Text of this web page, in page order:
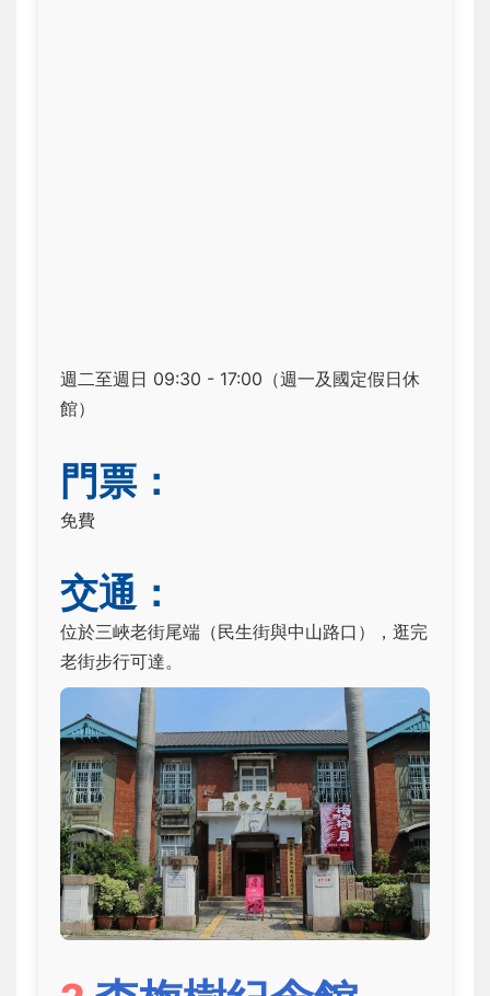
週二至週日 09:30 - 17:00（週一及國定假日休
館）
門票：
免費
交通：
位於三峽老街尾端（民生街與中山路口），逛完
老街步行可達。